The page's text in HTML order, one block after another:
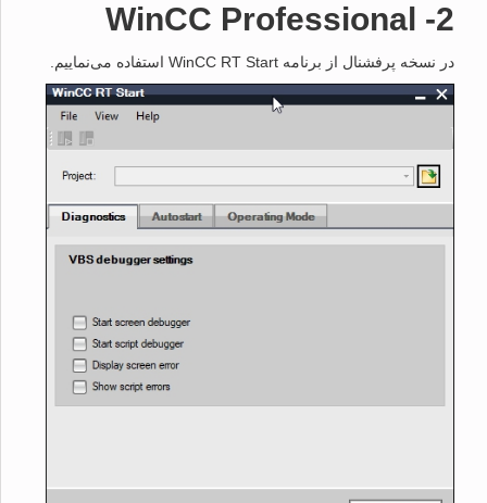
Professional
در نسخه پرفشنال از برنامه WinCC RT Start استفاده می‌نماییم.